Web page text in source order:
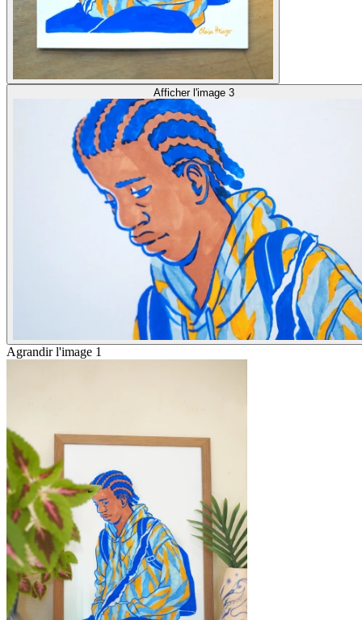
Afficher l'image 3
Agrandir l'image 1